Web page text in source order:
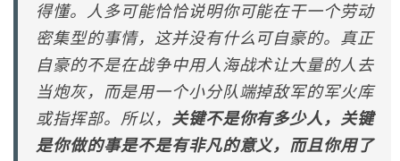
得懂。人多可能恰恰说明你可能在干一个劳动
密集型的事情，这并没有什么可自豪的。真正
自豪的不是在战争中用人海战术让大量的人去
当炮灰，而是用一个小分队端掉敌军的军火库
或指挥部。所以， 关键不是你有多少人，关键
是你做的事是不是有非凡的意义，而且你用了